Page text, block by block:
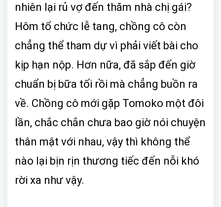
nhiên lại rủ vợ đến thăm nhà chị gái?
Hôm tổ chức lễ tang, chồng cô còn
chẳng thể tham dự vì phải viết bài cho
kịp hạn nộp. Hơn nữa, đã sắp đến giờ
chuẩn bị bữa tối rồi mà chẳng buồn ra
về. Chồng cô mới gặp Tomoko một đôi
lần, chắc chắn chưa bao giờ nói chuyện
thân mật với nhau, vậy thì không thể
nào lại bịn rịn thương tiếc đến nỗi khó
rời xa như vậy.